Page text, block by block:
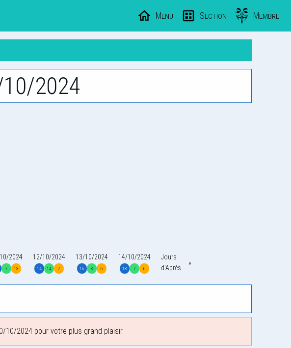
Menu Section Membre
2024
2024
7 13
12/10/2024
14 14 7
13/10/2024
16 8 6
14/10/2024
18 7 6
Jours
d'Après
2024 pour votre plus grand plaisir.